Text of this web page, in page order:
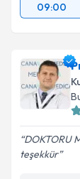
09:00
DOKTORU
teşekkür